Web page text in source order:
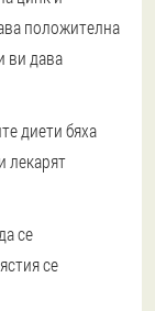
положителна
ви дава
диети бяха
лекарят
се
се